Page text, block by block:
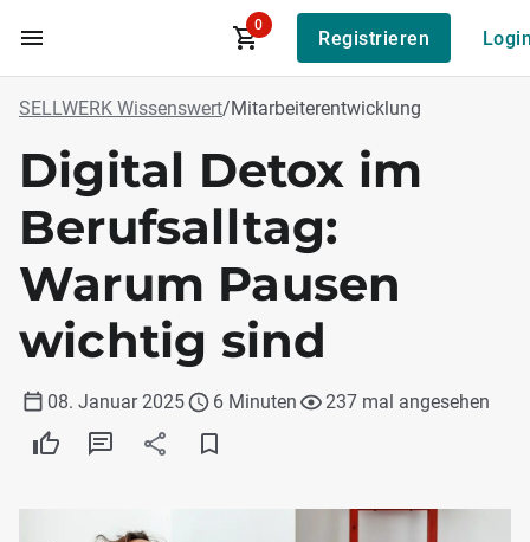
Zum Hauptinhalt
0
Registrieren
SELLWERK Wissenswert/Mitarbeiterentwicklung
Digital Detox im
Berufsalltag:
Warum Pausen
wichtig sind
08. Januar 2025 6 Minuten 237 mal angesehen